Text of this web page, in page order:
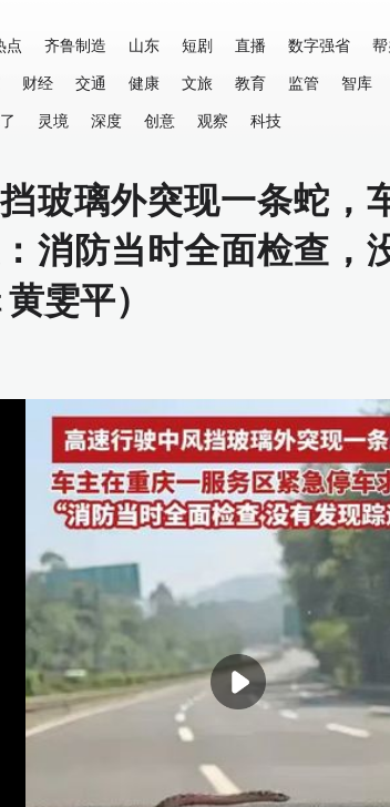
点 齐鲁制造 山东 短剧 直播 数字强省
财经 交通 健康 文旅 教育 监管 智库
灵境 深度 创意 观察 科技
玻璃外突现一条蛇，
消防当时全面检查，
雯平）